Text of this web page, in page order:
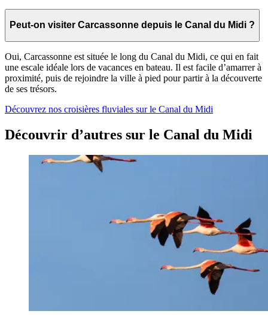
Peut-on visiter Carcassonne depuis le Canal du Midi ?
Oui, Carcassonne est située le long du Canal du Midi, ce qui en fait
une escale idéale lors de vacances en bateau. Il est facile d’amarrer à
proximité, puis de rejoindre la ville à pied pour partir à la découverte
de ses trésors.
Découvrez nos croisières fluviales sur le Canal du Midi
Découvrir d’autres sur le Canal du Midi